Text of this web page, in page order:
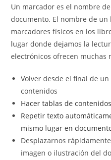
entrada:
entrada:
Un marcador es el nombre
documento. El nombre de un
marcadores físicos en los
lugar donde dejamos la
electrónicos ofrecen muchas
Volver desde el final de
contenidos
Hacer tablas de
Repetir texto
mismo lugar en
Desplazarnos
imagen o ilustración del